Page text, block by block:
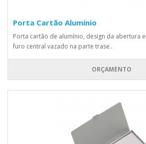
Porta Cartão Alumínio
Porta cartão de alumínio, design da abertura
furo central vazado na parte trase..
ORÇAMENTO